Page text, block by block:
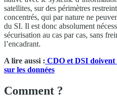
satellites, sur des périmètres
concentrés, qui par nature ne
du SI. Il est donc absolument
sécurisation au cas par cas, sans
l’encadrant.
A lire aussi : CDO et DSI doivent
sur les données
Comment ?